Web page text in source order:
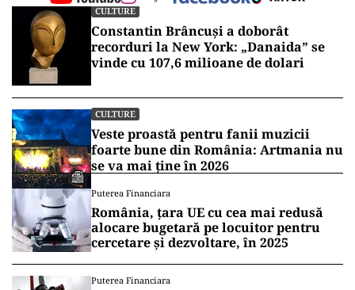
CULTURE
Constantin Brâncuși a doborât
recorduri la New York: „Danaida” se
vinde cu 107,6 milioane de dolari
CULTURE
Veste proastă pentru fanii muzicii
foarte bune din România: Artmania nu
se va mai ține în 2026
Puterea Financiara
România, țara UE cu cea mai redusă
alocare bugetară pe locuitor pentru
cercetare și dezvoltare, în 2025
Puterea Financiara